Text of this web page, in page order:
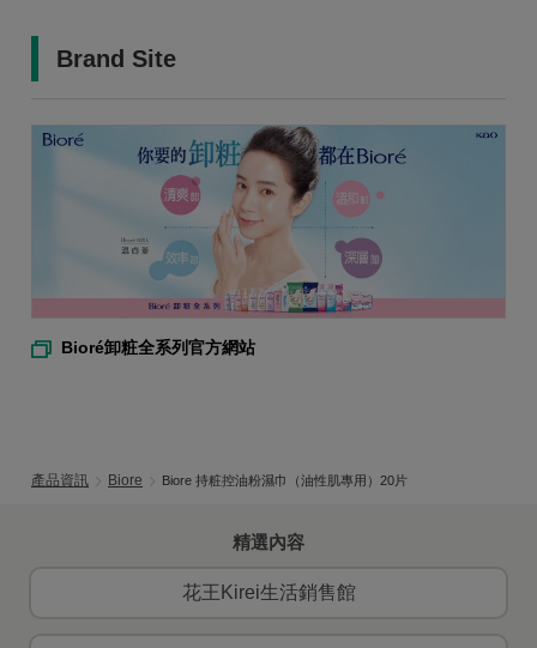
Brand Site
Bioré卸粧全系列官方網站
產品資訊 Biore Biore 持粧控油粉濕巾（油性肌專用）20片
精選內容
花王Kirei生活銷售館